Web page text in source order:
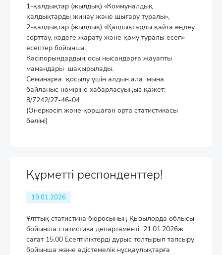
1-қалдықтар (жылдық) «Коммуналдық
қалдықтарды жинау және шығару туралы»,
2-қалдықтар (жылдық) «Қалдықтарды қайта өңдеу,
сорттау, кәдеге жарату және қөму туралы есеп»
есептер бойынша.
Кәсіпорындардың осы нысандарға жауапты
мамандары шақырылады.
Семинарға қосылу үшін алдын ала мына
байланыс нөміріне хабарласуыңыз қажет:
8/7242/27-46-04.
(Өнеркәсіп және қоршаған орта статистикасы
бөлімі)
Құрметті респонденттер!
19.01.2026
Ұлттық статистика бюросының Қызылорда облысы
бойынша статистика департаменті 21.01.2026ж
сағат 15.00 Есептіліктерді дұрыс толтырып тапсыру
бойынша және әдістемелік нұсқаулықтарға